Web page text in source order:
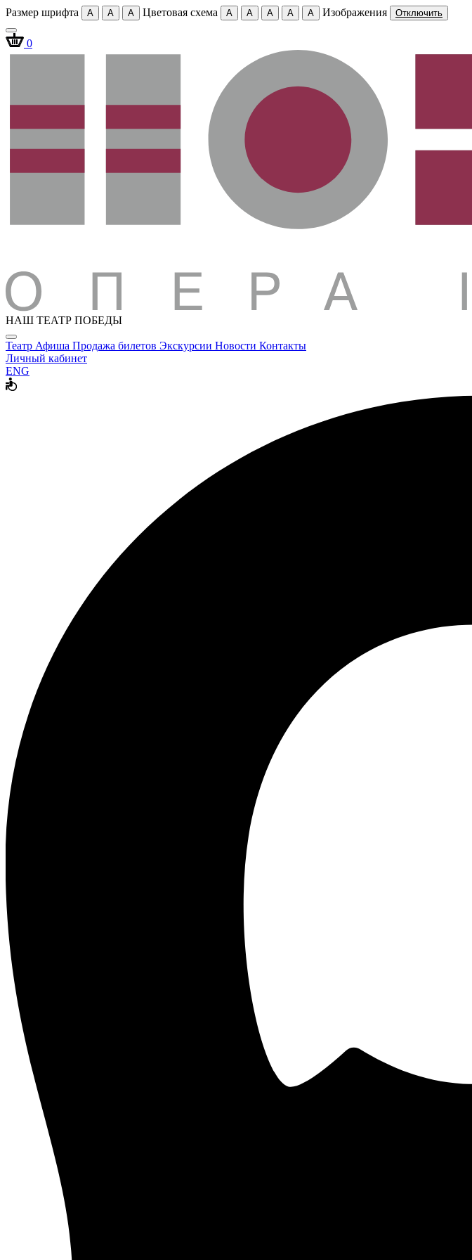
Размер шрифта A A A Цветовая схема A A A A A Изображения Отключить
0
НАШ ТЕАТР ПОБЕДЫ
Театр Афиша Продажа билетов Экскурсии Новости Контакты
Личный кабинет
ENG